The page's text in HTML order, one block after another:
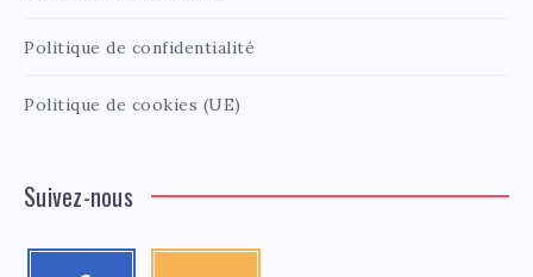
Politique de confidentialité
Politique de cookies (UE)
Suivez-nous